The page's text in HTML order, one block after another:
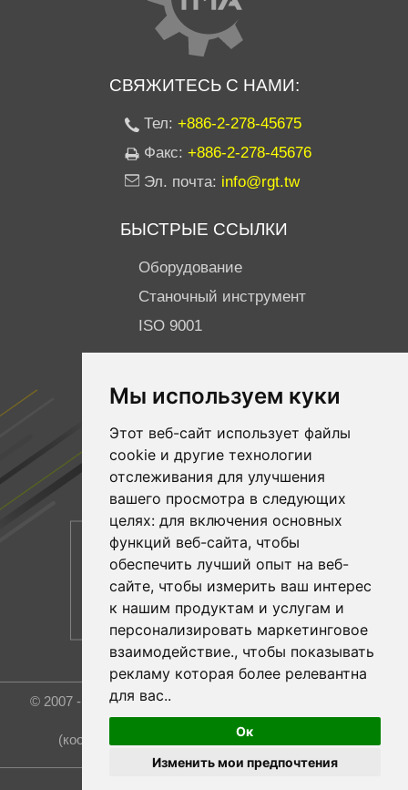
Мы используем куки
Этот веб-сайт использует файлы
cookie и другие технологии
отслеживания для улучшения
вашего просмотра в следующих
целях: для включения основных
функций веб-сайта, чтобы
обеспечить лучший опыт на веб-
сайте, чтобы измерить ваш интерес
к нашим продуктам и услугам и
персонализировать маркетинговое
взаимодействие., чтобы показывать
рекламу которая более релевантна
для вас..
Ок
Изменить мои предпочтения
СВЯЖИТЕСЬ С НАМИ:
Тел: +886-2-278-45675
Факс: +886-2-278-45676
Эл. почта: info@rgt.tw
БЫСТРЫЕ ССЫЛКИ
Оборудование
Станочный инструмент
ISO 9001
YouTube
Linkedin
© 2007 - 2026 Rost Group & Technology Co., Ltd. All rights
reserved.
(координатор и эксклюзивный представитель)